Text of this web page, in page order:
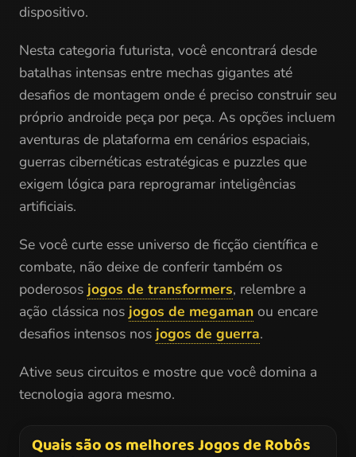
dispositivo.
Nesta categoria futurista, você encontrará desde
batalhas intensas entre mechas gigantes até
desafios de montagem onde é preciso construir seu
próprio androide peça por peça. As opções incluem
aventuras de plataforma em cenários espaciais,
guerras cibernéticas estratégicas e puzzles que
exigem lógica para reprogramar inteligências
artificiais.
Se você curte esse universo de ficção científica e
combate, não deixe de conferir também os
poderosos jogos de transformers, relembre a
ação clássica nos jogos de megaman ou encare
desafios intensos nos jogos de guerra.
Ative seus circuitos e mostre que você domina a
tecnologia agora mesmo.
Quais são os melhores Jogos de Robôs